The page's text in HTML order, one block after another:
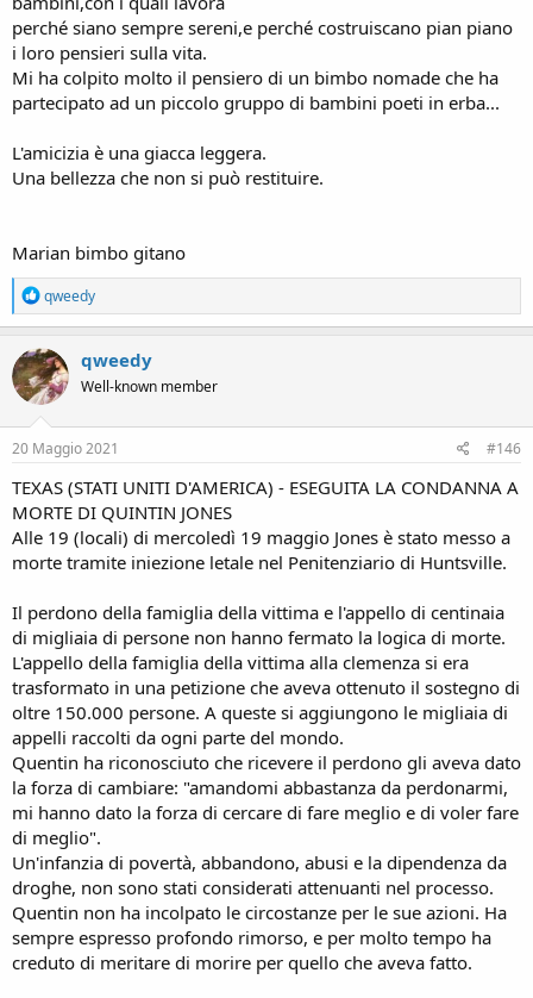
semplici righe
per ricordarlo,in questo angolo in cui si vuole parlare dei diritti di
ogni uomo.
per direttissima che determinò la convalida dell'arresto di Stefano
Cucchi.
Il pestaggio era già avvenuto e sarebbe proseguito poi,ma nessuno
Tutto viene attribuito alla sua condizione di tossicodipendente.
L'uomo è lontano.
L'uomo non c'è.
Il suo dolore è solo la conseguenza di una vita da sbandato.
La testimonianza di Ilaria
perché siano sempre sereni,e perché costruiscano pian piano
i loro pensieri sulla vita.
Mi ha colpito molto il pensiero di un bimbo nomade che ha
partecipato ad un piccolo gruppo di bambini poeti in erba...
L'amicizia è una giacca leggera.
Una bellezza che non si può restituire.
Marian bimbo gitano
R
e
a
c
t
i
o
n
s
qweedy
qweedy
Well-known member
20 Maggio 2021 #146
TEXAS (STATI UNITI D'AMERICA) - ESEGUITA LA CONDANNA A
MORTE DI QUINTIN JONES
Alle 19 (locali) di mercoledì 19 maggio Jones è stato messo a
morte tramite iniezione letale nel Penitenziario di Huntsville.
Il perdono della famiglia della vittima e l'appello di centinaia
di migliaia di persone non hanno fermato la logica di morte.
L'appello della famiglia della vittima alla clemenza si era
trasformato in una petizione che aveva ottenuto il sostegno di
oltre 150.000 persone. A queste si aggiungono le migliaia di
appelli raccolti da ogni parte del mondo.
Quentin ha riconosciuto che ricevere il perdono gli aveva dato
la forza di cambiare: "amandomi abbastanza da perdonarmi,
mi hanno dato la forza di cercare di fare meglio e di voler fare
di meglio".
Un'infanzia di povertà, abbandono, abusi e la dipendenza da
droghe, non sono stati considerati attenuanti nel processo.
Quentin non ha incolpato le circostanze per le sue azioni. Ha
sempre espresso profondo rimorso, e per molto tempo ha
creduto di meritare di morire per quello che aveva fatto.